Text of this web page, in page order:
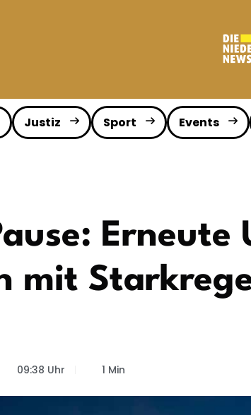
Justiz Sport Events
Erneute
mit
09:38 Uhr 1 Min